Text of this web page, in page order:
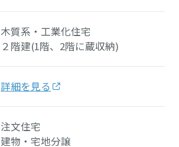
木質系・工業化住宅
２階建(1階、2階に蔵収納)
詳細を見る
注文住宅
建物・宅地分譲